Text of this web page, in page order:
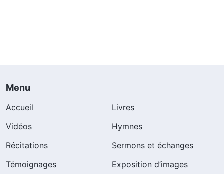
Menu
Accueil
Livres
Vidéos
Hymnes
Récitations
Sermons et échanges
Témoignages
Exposition d’images